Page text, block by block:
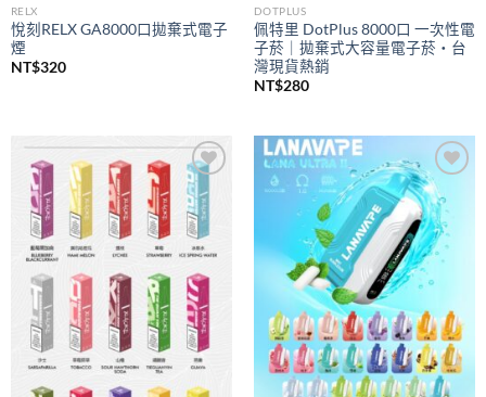
RELX
悅刻RELX GA8000口拋棄式電子
煙
NT$320
DOTPLUS
佩特里 DotPlus 8000口 一次性電
子菸｜拋棄式大容量電子菸・台
灣現貨熱銷
NT$280
Add to
wishlist
Add to
wishlist